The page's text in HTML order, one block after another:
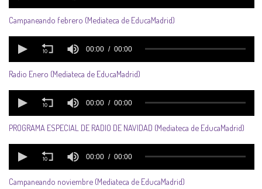
Campaneando febrero (Mediateca de EducaMadrid)
Radio Enero (Mediateca de EducaMadrid)
PROGRAMA ESPECIAL DE RADIO DE NAVIDAD (Mediateca de EducaMadrid)
Campaneando noviembre (Mediateca de EducaMadrid)